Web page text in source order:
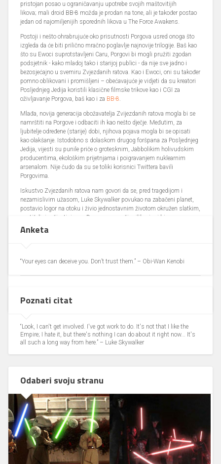
pristojan posao u ograničavanju upotrebe svojih maštovitijih
likova; mali droid BB-8 možda je prodan na tone, ali je također postao
jedan od najomiljenijih sporednih likova u The Force Awakens.
Postoji i nešto ohrabrujuće oko prisutnosti Porgova usred onoga što
izgleda da će biti prilično mračno poglavlje najnovije trilogije. Baš kao
što su Ewoci suprotstavljeni Caru, Porgovi bi mogli pružiti zgodan
podsjetnik - kako mladoj tako i starijoj publici - da nije sve jadno i
bezosjećajno u svemiru Zvjezdanih ratova. Kao i Ewoci, oni su također
pomno oblikovani i promišljeni – obećavajuće je vidjeti da su kreatori
Posljednjeg Jedija koristili klasične filmske trikove kao i CGI za
oživljavanje Porgova, baš kao i za BB-8.
Mlađa, novija generacija obožavatelja Zvijezdanih ratova mogla bi se
namrštiti na Porgove i odbaciti ih kao nešto dječje. Međutim, za
ljubitelje određene (starije) dobi, njihova pojava mogla bi se opisati
kao olakšanje. Istodobno s dolaskom drugog foršpana za Posljednjeg
Jedija, vijesti su punile priče o grotesknim, Jabbolikim holivudskim
producentima, ekološkim prijetnjama i poigravanjem nuklearnim
arsenalom. Nije čudo da su se toliki korisnici Twittera bavili
Porgovima.
Iskustvo Zvjezdanih ratova nam govori da se, pred tragedijom i
nezamislivim užasom, Luke Skywalker povukao na zabačeni planet,
postavio logor na otoku i živio jednostavnim životom okružen slatkim,
znatiželjnim životinjama. Da nam se pruži prilika, i mi bismo
vjerojatno učinili isto.
pročitano
Anketa
“Your eyes can deceive you. Don’t trust them.” – Obi-Wan Kenobi
Poznati citat
“Look, I can't get involved. I've got work to do. It's not that I like the
Empire; I hate it, but there's nothing I can do about it right now... It's
all such a long way from here.” – Luke Skywalker
Odaberi svoju stranu